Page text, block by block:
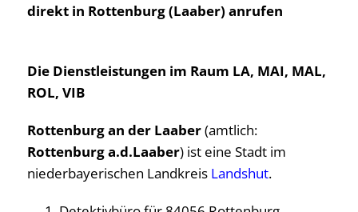
direkt in Rottenburg (Laaber) anrufen
Die Dienstleistungen im Raum LA, MAI, MAL,
ROL, VIB
Rottenburg an der Laaber(amtlich:
Rottenburg a.d.Laaber) ist eine Stadt im
niederbayerischen Landkreis Landshut.